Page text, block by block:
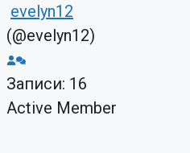
evelyn12
(@evelyn12)
Записи: 16
Active Member